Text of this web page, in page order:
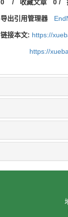
0 / 收藏文章 0/
导出引用管理器
链接本文: https://
https://